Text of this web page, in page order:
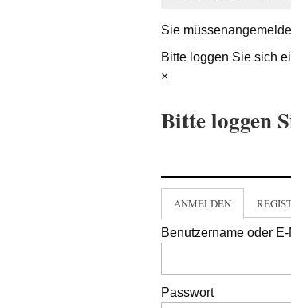
Sie müssen
Bitte loggen Sie sich
×
Bitte loggen
ANMELDEN
Benutzername oder
Passwort